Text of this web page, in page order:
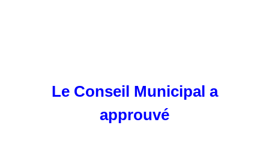
Le Conseil Municipal a
approuvé